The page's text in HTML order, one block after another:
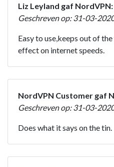
Liz Leyland gaf NordVPN:
Geschreven op: 31-03-
Easy to use,keeps out of
effect on internet speeds.
NordVPN Customer gaf
Geschreven op: 31-03-
Does what it says on the tin.